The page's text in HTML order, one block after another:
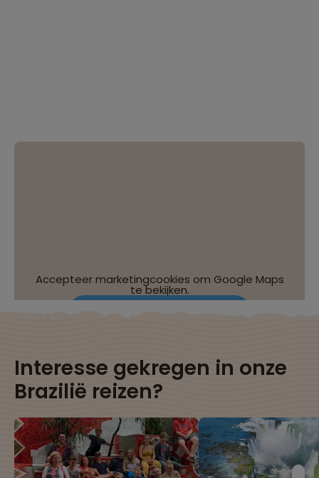
Accepteer marketingcookies om Google Maps
te bekijken.
Interesse gekregen in onze
Brazilië reizen?